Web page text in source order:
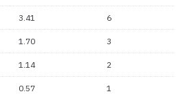
3.41 6
1.70 3
1.14 2
0.57 1